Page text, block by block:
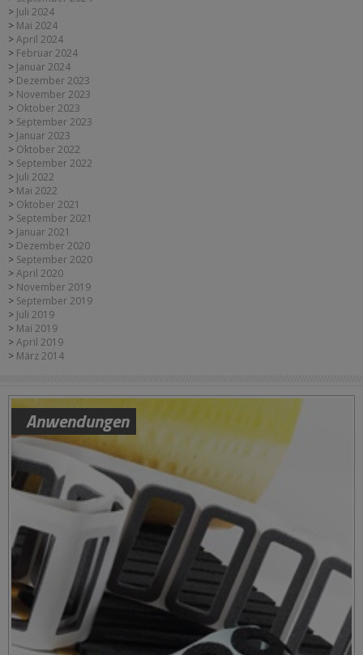
Juli 2024
Mai 2024
April 2024
Februar 2024
Januar 2024
Dezember 2023
November 2023
Oktober 2023
September 2023
Januar 2023
Oktober 2022
September 2022
Juli 2022
Mai 2022
Oktober 2021
September 2021
Januar 2021
Dezember 2020
September 2020
April 2020
November 2019
September 2019
Juli 2019
Mai 2019
April 2019
März 2014
Anwendungen